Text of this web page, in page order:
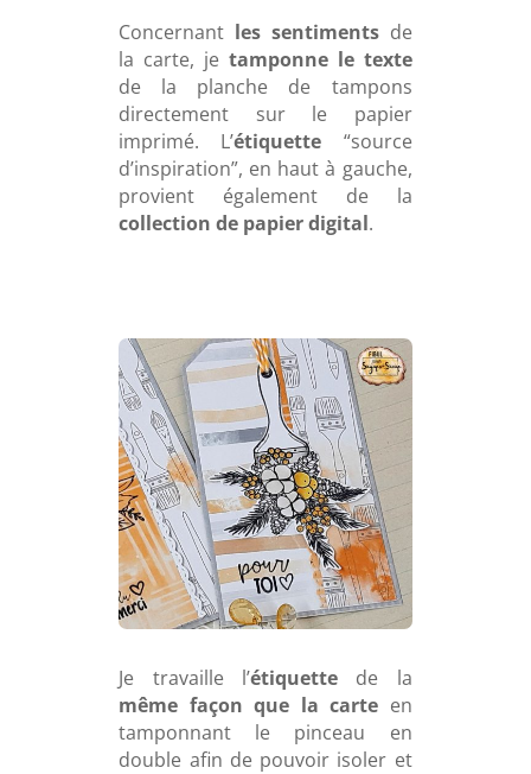
Concernant les sentimentsde
la carte, je tamponne le texte
de la planche de tampons
directement sur le papier
imprimé. L’étiquette “source
d’inspiration”, en haut à gauche,
provient également de la
collection de papier digital.
Je travaille l’étiquettede la
même façon que la carte en
tamponnant le pinceau en
double afin de pouvoir isoler et